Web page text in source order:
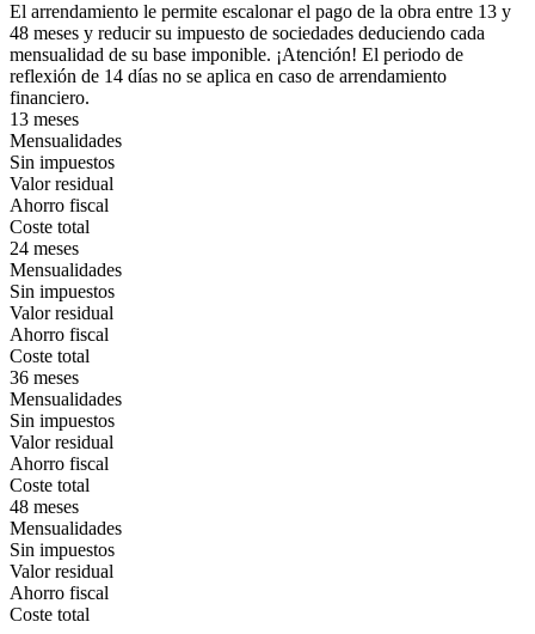
El arrendamiento le permite escalonar el pago de la obra entre 13 y
48 meses y reducir su impuesto de sociedades deduciendo cada
mensualidad de su base imponible. ¡Atención! El periodo de
reflexión de 14 días no se aplica en caso de arrendamiento
financiero.
13 meses
Mensualidades
Sin impuestos
Valor residual
Ahorro fiscal
Coste total
24 meses
Mensualidades
Sin impuestos
Valor residual
Ahorro fiscal
Coste total
36 meses
Mensualidades
Sin impuestos
Valor residual
Ahorro fiscal
Coste total
48 meses
Mensualidades
Sin impuestos
Valor residual
Ahorro fiscal
Coste total